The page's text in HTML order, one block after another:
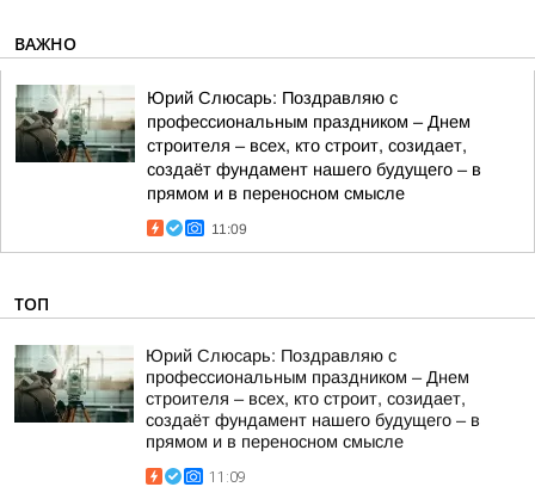
ВАЖНО
Юрий Слюсарь: Поздравляю с
профессиональным праздником – Днем
строителя – всех, кто строит, созидает,
создаёт фундамент нашего будущего – в
прямом и в переносном смысле
11:09
ТОП
Юрий Слюсарь: Поздравляю с
профессиональным праздником – Днем
строителя – всех, кто строит, созидает,
создаёт фундамент нашего будущего – в
прямом и в переносном смысле
11:09